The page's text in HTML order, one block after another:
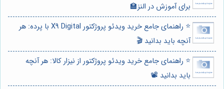
برای آموزش در النز🏫
⭐️ راهنمای جامع خرید ویدئو پروژکتور X9 Digital با پرده: هر
آنچه باید بدانید 🎬
⭐️ راهنمای جامع خرید ویدئو پروژکتور از نیزار کالا: هر آنچه
باید بدانید 📽️